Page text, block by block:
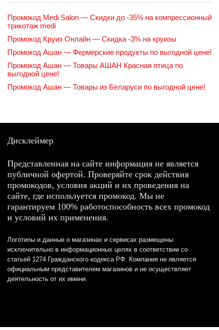
Промокод Medi Salon — Скидки до -35% на компрессионный
трикотаж medi
Промокод Круиз Онлайн — Скидка -3% на круизы
Промокод Ашан — Фермерские продукты по выгодной цене!
Промокод Ашан — Товары АШАН Красная птица по
выгодной цене!
Промокод Ашан — Товары из Беларуси по выгодной цене!
Дисклеймер
Представленная на сайте информация не является
публичной офертой. Проверяйте срок действия
промокодов, условия акций и их проведения на
сайте, где используется промокод. Мы не
гарантируем 100% работоспособность всех промокод
и условий их применения.
Логотипы и данные о магазинах и сервисах размещены
исключительно в информационных целях в соответствии со
статьей 1274 Гражданского кодекса РФ. Компания не является
официальным представителем магазинов и не осуществляет
деятельность от их имени.